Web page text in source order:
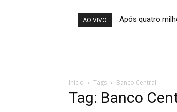
AO VIVO Após quatro
Início Tags Banco Central
Tag: Banco